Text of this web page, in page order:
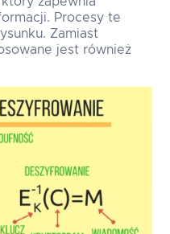
Procesy te
Zamiast
jest również